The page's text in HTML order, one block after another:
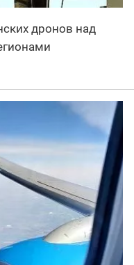
дронов над